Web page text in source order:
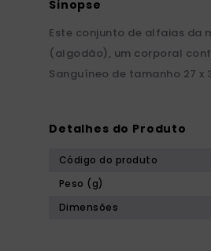
Este conjunto de alfaias da
(algodão), um corporal
Sanguíneo de tamanho 27 x
Detalhes do Produto
Código do produto
Peso (g)
Dimensões